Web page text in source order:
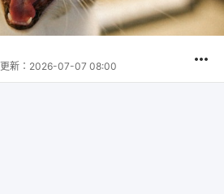
更新： 2026-07-07 08:00